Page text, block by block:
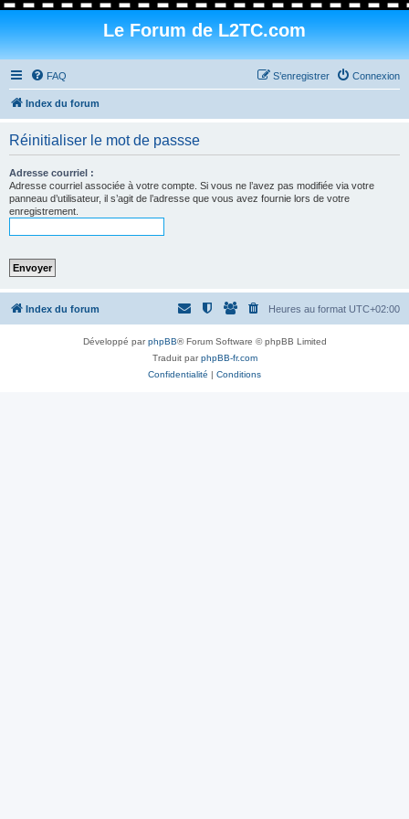
Le Forum de L2TC.com
FAQ Connexion
S’enregistrer
Index du forum
Réinitialiser le mot de passse
Adresse courriel :
Adresse courriel associée à votre compte. Si vous ne l’avez pas modifiée via votre
panneau d’utilisateur, il s’agit de l’adresse que vous avez fournie lors de votre
enregistrement.
Index du forum Heures au format UTC+02:00
Développé parphpBB® Forum Software © phpBB Limited
Traduit parphpBB-fr.com
Confidentialité | Conditions